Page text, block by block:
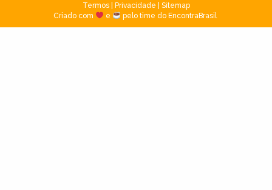
Termos| Privacidade
Sitemap
Criado com
e pelo time do EncontraBrasil